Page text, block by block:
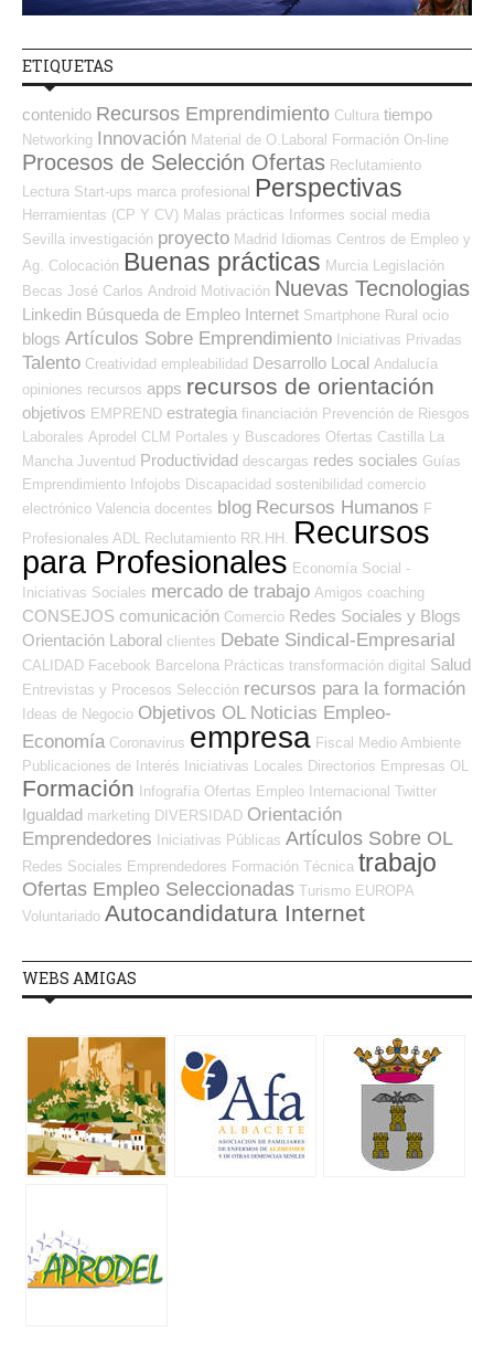
ETIQUETAS
contenido Recursos Emprendimiento Cultura tiempo
Networking Innovación Material de O.Laboral Formación On-line
Procesos de Selección Ofertas Reclutamiento
Lectura Start-ups marca profesional Perspectivas
Herramientas (CP Y CV) Malas prácticas Informes social media
Sevilla investigación proyecto Madrid Idiomas Centros de Empleo y
Ag. Colocación Buenas prácticas Murcia
Legislación
Becas José Carlos Android Motivación Nuevas Tecnologias
Linkedin Búsqueda de Empleo Internet Smartphone Rural ocio
blogs Artículos Sobre Emprendimiento Iniciativas Privadas
Talento Creatividad empleabilidad Desarrollo Local Andalucía
opiniones recursos apps recursos de orientación
objetivos EMPREND estrategia financiación Prevención de Riesgos
Laborales Aprodel CLM Portales y Buscadores Ofertas Castilla La
Mancha Juventud Productividad descargas redes sociales Guías
Emprendimiento Infojobs Discapacidad sostenibilidad comercio
electrónico Valencia docentes blog Recursos Humanos F
Profesionales ADL
Reclutamiento RR.HH.
Recursos
para Profesionales Economía Social -
Iniciativas Sociales mercado de trabajo Amigos coaching
CONSEJOS comunicación Comercio Redes Sociales y Blogs
Orientación Laboral clientes Debate Sindical-Empresarial
CALIDAD Facebook Barcelona Prácticas transformación digital Salud
Entrevistas y Procesos Selección recursos para la formación
Ideas de Negocio Objetivos OL Noticias Empleo-
Economía Coronavirus empresa Fiscal
Medio Ambiente
Publicaciones de Interés
Iniciativas Locales Directorios Empresas OL
Formación Infografía Ofertas Empleo Internacional Twitter
Igualdad marketing DIVERSIDAD Orientación
Emprendedores
Iniciativas Públicas Artículos Sobre OL
Redes Sociales Emprendedores Formación Técnica trabajo
Ofertas Empleo Seleccionadas Turismo EUROPA
Voluntariado Autocandidatura Internet
WEBS AMIGAS